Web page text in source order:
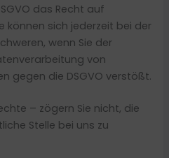
das Recht auf
können sich jederzeit bei der
wenn Sie der
von
gegen die DSGVO verstößt.
– zögern Sie nicht, die
Stelle bei uns zu